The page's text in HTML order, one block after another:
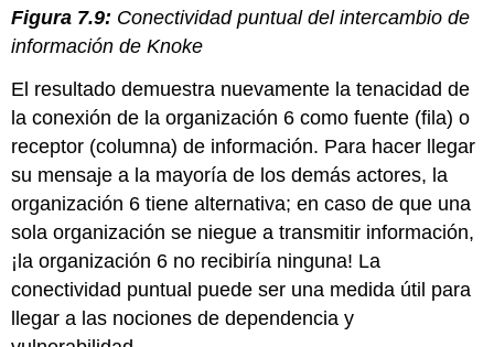
Figura 7.9: Conectividad puntual del intercambio de
información de Knoke
El resultado demuestra nuevamente la tenacidad de
la conexión de la organización 6 como fuente (fila) o
receptor (columna) de información. Para hacer llegar
su mensaje a la mayoría de los demás actores, la
organización 6 tiene alternativa; en caso de que una
sola organización se niegue a transmitir información,
¡la organización 6 no recibiría ninguna! La
conectividad puntual puede ser una medida útil para
llegar a las nociones de dependencia y